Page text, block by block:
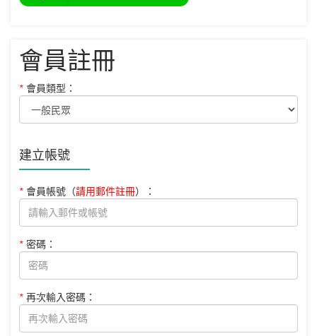
會員註冊
* 會員類型：
建立帳號
* 會員帳號 （請用郵件註冊） ：
* 密碼：
* 再次輸入密碼：